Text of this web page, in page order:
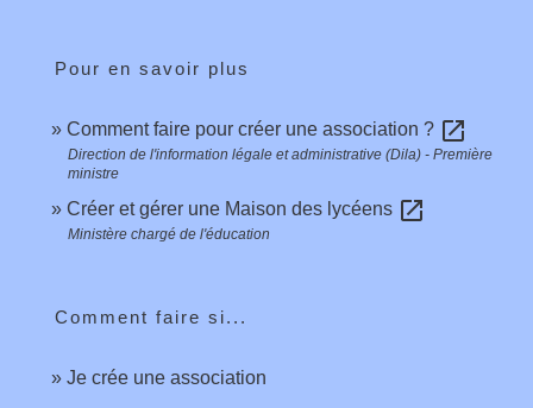
Pour en savoir plus
Comment faire pour créer une association ? open_in_new
Direction de l'information légale et administrative (Dila) - Première
ministre
Créer et gérer une Maison des lycéens open_in_new
Ministère chargé de l'éducation
Comment faire si...
Je crée une association